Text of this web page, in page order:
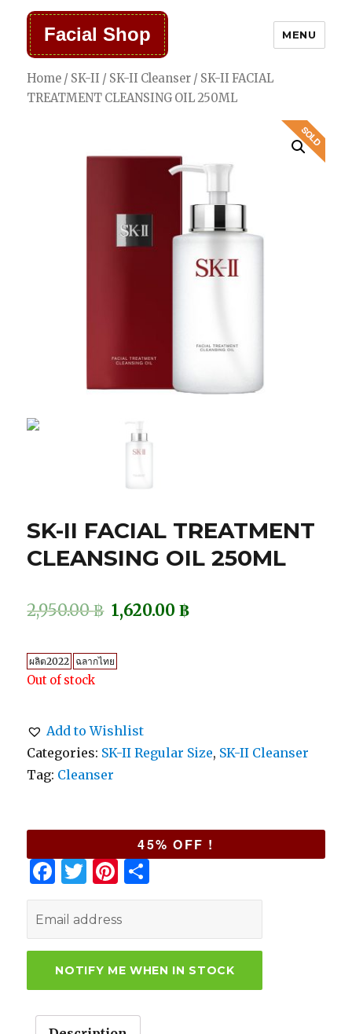
Facial Shop MENU
Home / SK-II / SK-II Cleanser / SK-II FACIAL
TREATMENT CLEANSING OIL 250ML
SK-II FACIAL TREATMENT
CLEANSING OIL 250ML
2,950.00฿ 1,620.00฿
ผลิต2022 ฉลากไทย
Out of stock
Add to Wishlist
Categories: SK-II Regular Size, SK-II Cleanser
Tag: Cleanser
45% OFF !
F
a
c
e
b
o
o
T
w
it
te
r
Pi
n
te
re
st
h
e